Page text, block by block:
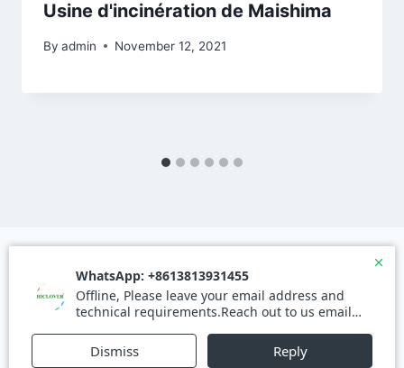
Usine d'incinération de Maishima
By admin November 12, 2021
© 2026 Waste Incinerator - WordPress Theme by
Kadence WP